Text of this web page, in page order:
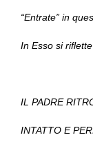
“Entrate” in
In Esso si
IL PADRE
INTATTO E